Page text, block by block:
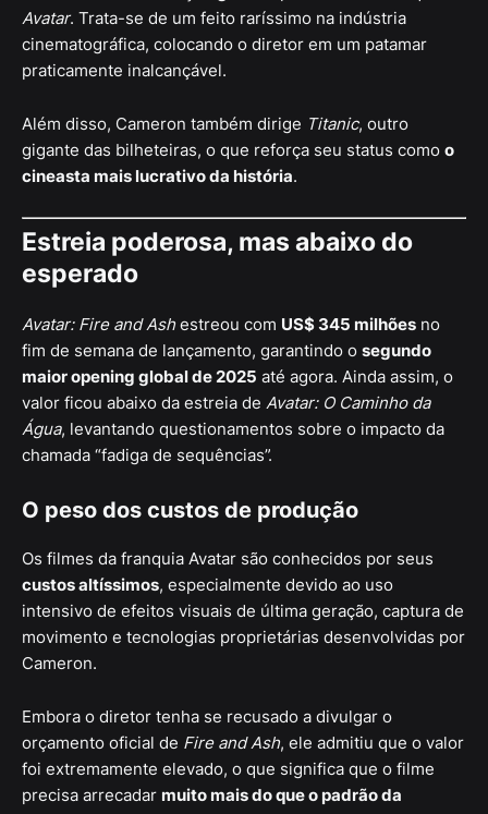
Avatar. Trata-se de um feito raríssimo na indústria
cinematográfica, colocando o diretor em um patamar
praticamente inalcançável.
Além disso, Cameron também dirige Titanic, outro
gigante das bilheteiras, o que reforça seu status como o
cineasta mais lucrativo da história.
Estreia poderosa, mas abaixo do
esperado
Avatar: Fire and Ashestreou com US$ 345 milhões no
fim de semana de lançamento, garantindo o segundo
maior opening global de 2025 até agora. Ainda assim, o
valor ficou abaixo da estreia de Avatar: O Caminho da
Água, levantando questionamentos sobre o impacto da
chamada “fadiga de sequências”.
O peso dos custos de produção
Os filmes da franquia Avatar são conhecidos por seus
custos altíssimos, especialmente devido ao uso
intensivo de efeitos visuais de última geração, captura de
movimento e tecnologias proprietárias desenvolvidas por
Cameron.
Embora o diretor tenha se recusado a divulgar o
orçamento oficial de Fire and Ash, ele admitiu que o valor
foi extremamente elevado, o que significa que o filme
precisa arrecadar muito mais do que o padrão da